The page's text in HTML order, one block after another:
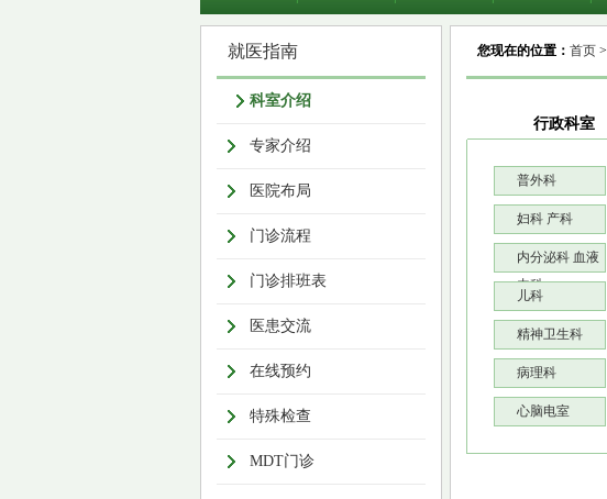
就医指南
科室介绍
专家介绍
医院布局
门诊流程
门诊排班表
医患交流
在线预约
特殊检查
MDT门诊
您现在的位置： 首页 >
行政科室
普外科
妇科 产科
内分泌科 血液
内科
儿科
精神卫生科
病理科
心脑电室